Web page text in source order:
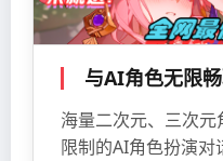
与AI角色无限
海量二次元、三次
限制的AI角色扮演